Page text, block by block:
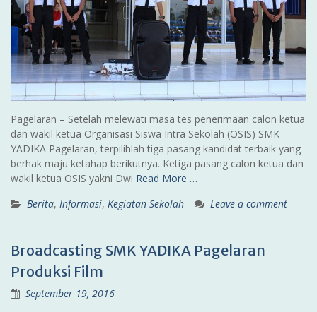
Pagelaran – Setelah melewati masa tes penerimaan calon ketua
dan wakil ketua Organisasi Siswa Intra Sekolah (OSIS) SMK
YADIKA Pagelaran, terpilihlah tiga pasang kandidat terbaik yang
berhak maju ketahap berikutnya. Ketiga pasang calon ketua dan
wakil ketua OSIS yakni Dwi Read More …
Berita, Informasi, Kegiatan Sekolah Leave a comment
Broadcasting SMK YADIKA Pagelaran
Produksi Film
September 19, 2016